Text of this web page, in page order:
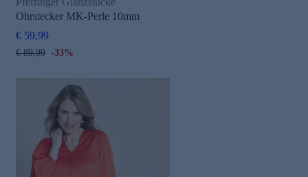
Ohrstecker MK-Perle 10mm
€ 59,99
€ 89,99 -33%